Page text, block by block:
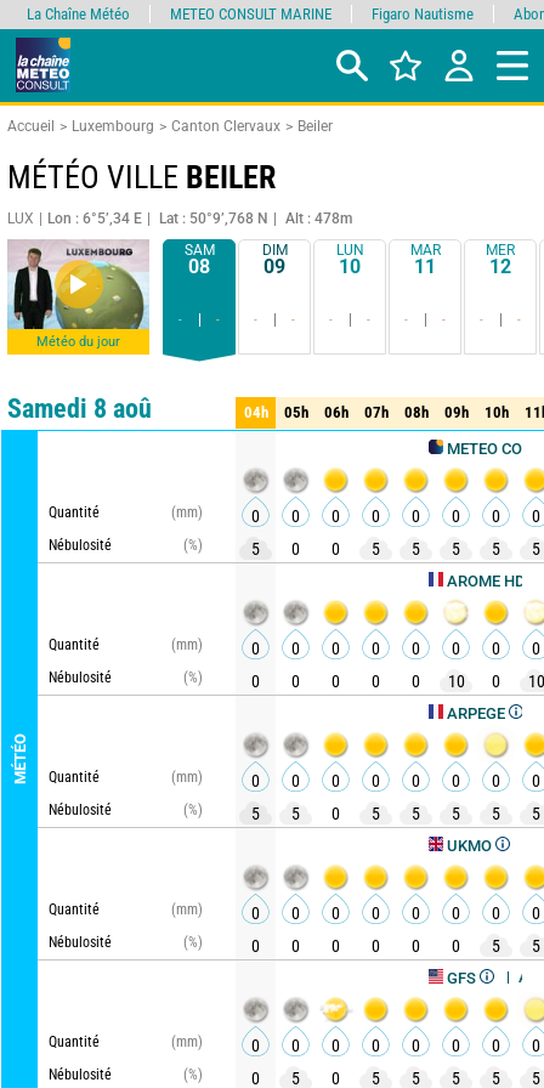
Accueil Luxembourg Canton Clervaux Beiler
MÉTÉO VILLE BEILER
LUX Lon : 6°5’,34 E Lat : 50°9’,768 N Alt : 478m
Météo du jour
SAM
08
- -
DIM
09
- -
LUN
10
- -
MAR
11
- -
MER
12
- -
Comparateur détaillé synthétique
Samedi 8 aoû
MÉTÉO
METEO CONSULT
Quantité
(mm)
Nébulosité
(%)
AROME HD
Quantité
(mm)
Nébulosité
(%)
ARPEGE
Quantité
(mm)
Nébulosité
(%)
UKMO
Quantité
(mm)
Nébulosité
(%)
Actualisé, il
Quantité
(mm)
Nébulosité
(%)
04h 05h 06h 07h 08h 09h 10h
04h 05h 06h 07h 08h 09h 10h
0 0 0 0 0 0 0
0
5
0 0 5 5 5 5 5
0 0 0 0 0 0 0
0
0
0 0 0 0 10 0 10
0 0 0 0 0 0 0
0
5
5 0 5 5 5 5 5
0 0 0 0 0 0 0
0
0
0 0 0 0 0 5 5
0 0 0 0 0 0 0
0
0
5 0 5 5 5 5 5
La Chaîne Météo METEO CONSULT MARINE Figaro Nautisme